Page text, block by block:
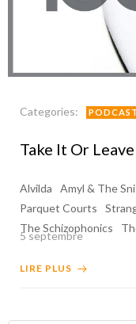
Categories: PODCAST
Take It Or
Alvilda Amyl & The
Parquet Courts
The Schizophonics
5 septembre
LIRE PLUS